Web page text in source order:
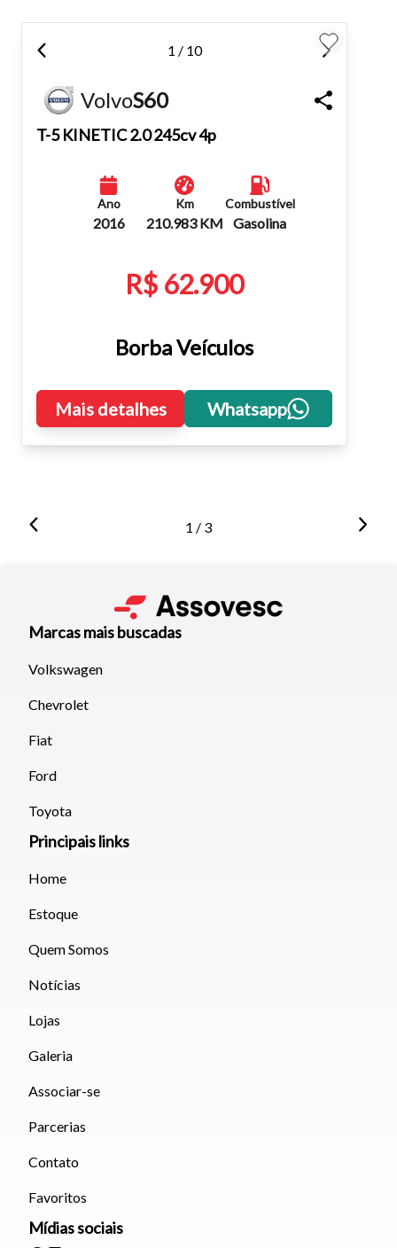
Fechar
1 / 10
VolvoS60
T-5 KINETIC 2.0 245cv 4p
Ano
2016
Km
210.983 KM
Combustível
Gasolina
R$ 62.900
Borba Veículos
Mais detalhes Whatsapp
1 / 3
Marcas mais buscadas
Volkswagen
Chevrolet
Fiat
Ford
Toyota
Principais links
Home
Estoque
Quem Somos
Notícias
Lojas
Galeria
Associar-se
Parcerias
Contato
Favoritos
Mídias sociais